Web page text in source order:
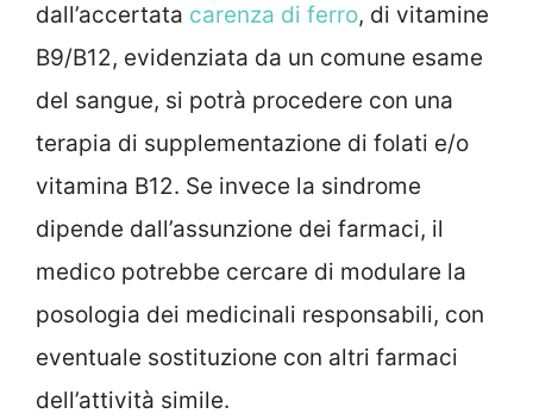
dall’accertata carenza di ferro, di vitamine
B9/B12, evidenziata da un comune esame
del sangue, si potrà procedere con una
terapia di supplementazione di folati e/o
vitamina B12. Se invece la sindrome
dipende dall’assunzione dei farmaci, il
medico potrebbe cercare di modulare la
posologia dei medicinali responsabili, con
eventuale sostituzione con altri farmaci
dell’attività simile.